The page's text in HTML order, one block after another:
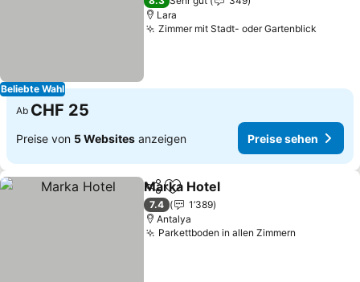
Beliebte Wahl
Lara
Zimmer mit Stadt- oder Gartenblick
Ab CHF 25
Preise von 5 Websites anzeigen Preise sehen
TeilenZu Favoriten hinzufügen
Marka Hotel
7.4
1’389
Antalya
Parkettboden in allen Zimmern